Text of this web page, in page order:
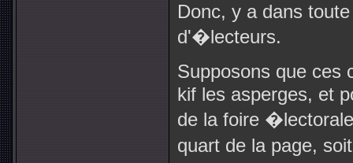
Donc, y a dans
d'�lecteurs.
Supposons que
kif les asperges, et
de la foire
quart de la page,